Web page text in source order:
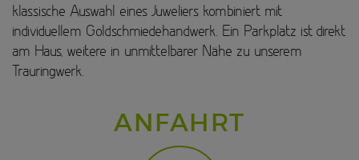
klassische Auswahl eines Juweliers kombiniert mit
individuellem Goldschmiedehandwerk. Ein Parkplatz ist direkt
am Haus, weitere in unmittelbarer Nähe zu unserem
Trauringwerk.
ANFAHRT